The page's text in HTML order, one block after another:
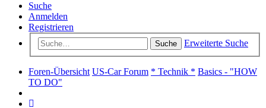
Suche
Anmelden
Registrieren
Suche Erweiterte Suche
Foren-Übersicht US-Car Forum * Technik * Basics - "HOW
TO DO"